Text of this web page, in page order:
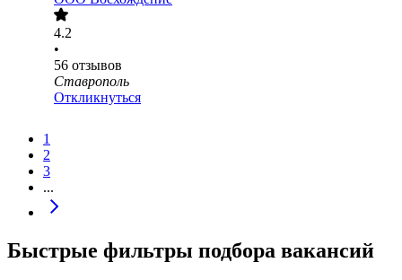
4.2
•
56 отзывов
Ставрополь
Откликнуться
1
2
3
...
Быстрые фильтры подбора вакансий